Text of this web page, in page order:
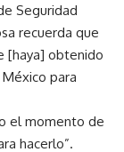
Seguridad
recuerda que
[haya] obtenido
para
el momento de
hacerlo”.